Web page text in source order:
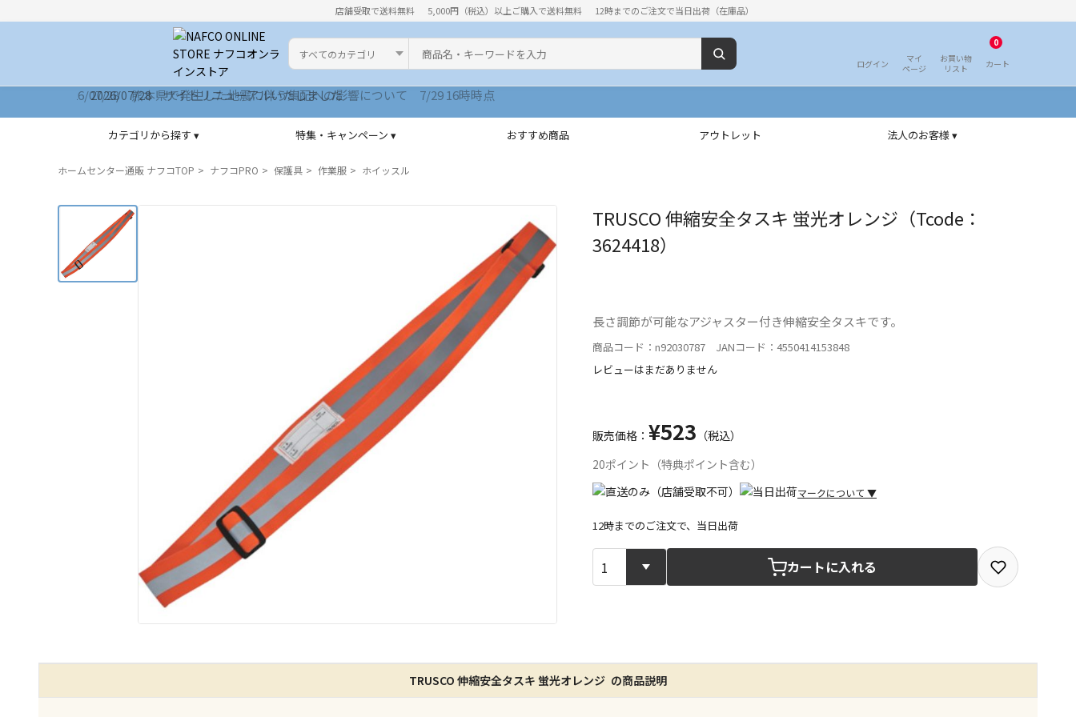
店舗受取で送料無料 5,000円（税込）以上ご購入で送料無料 12時までのご注文で当日出荷（在庫品）
カテゴリ
検索キーワード
ログイン
マイ
ページ
お買い物
リスト
0
カート
2026/07/28 サイトリニューアルいたしました
カテゴリから探す ▾ 特集・キャンペーン ▾ おすすめ商品 アウトレット 法人のお客様 ▾
ホームセンター通販 ナフコTOP ナフコPRO 保護具 作業服 ホイッスル
TRUSCO 伸縮安全タスキ 蛍光オレンジ（Tcode：
3624418）
長さ調節が可能なアジャスター付き伸縮安全タスキです。
商品コード：n92030787 JANコード：4550414153848
レビューはまだありません
販売価格： ¥523 （税込）
20ポイント（特典ポイント含む）
マークについて ▼
宅配や店舗受取を選択できる商品です
特定の店舗のみで受取ができる商品です（宅配便でのお届けができませ
ん）
12時までのご注文で、当日出荷
カートに入れる
TRUSCO 伸縮安全タスキ 蛍光オレンジ の商品説明